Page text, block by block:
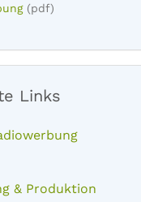
(pdf)
Links
& Produktion